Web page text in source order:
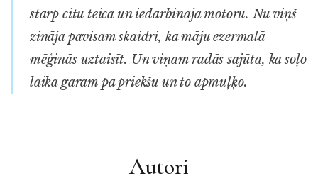
starp citu teica un iedarbināja motoru. Nu viņš
zināja pavisam skaidri, ka māju ezermalā
mēģinās uztaisīt. Un viņam radās sajūta, ka soļo
laika garam pa priekšu un to apmuļķo.
Autori